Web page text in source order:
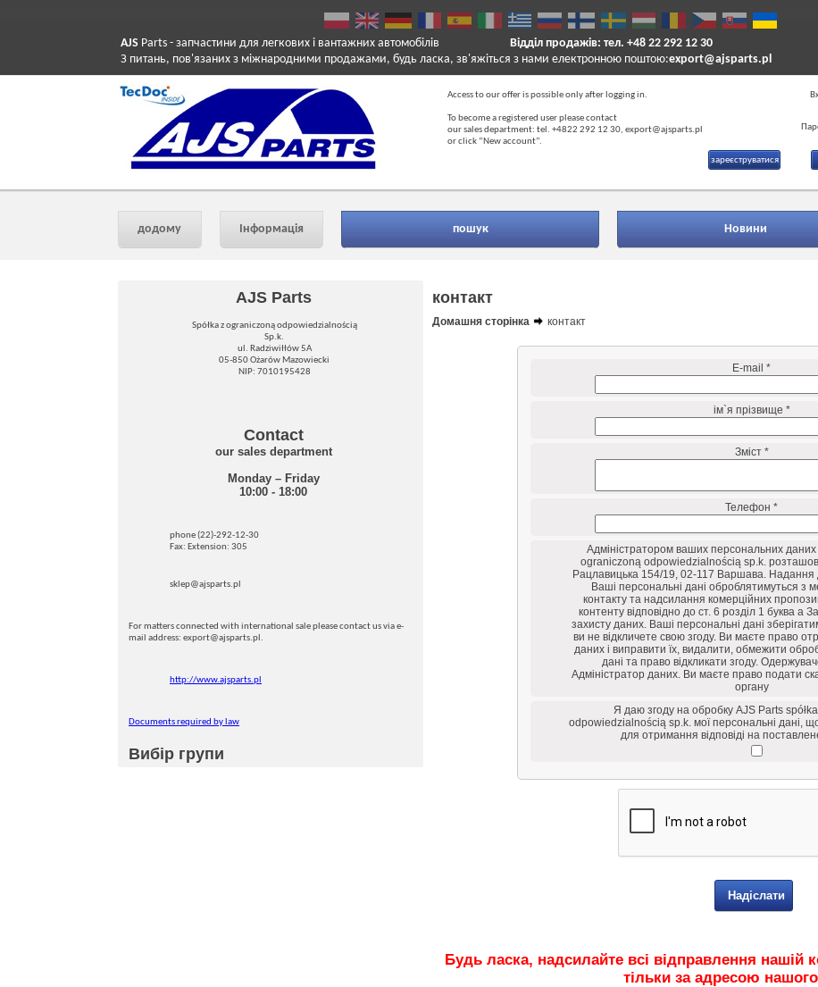
AJS Parts - запчастини для легкових і вантажних автомобілів
З питань, пов'язаних з міжнародними продажами, будь ласка, зв'яжіться з нами електронною поштою:export@ajsparts.pl
Відділ продажів: тел. +48 22 292 12 30
Access to our offer is possible only after logging in.
To become a registered user please contact
our sales department: tel. +4822 292 12 30, export@ajsparts.pl
or click “New account”.
зареєструватися
додому Інформація пошук Новини
AJS Parts
Spółka z ograniczoną odpowiedzialnością
Sp.k.
ul. Radziwiłłów 5A
05-850 Ożarów Mazowiecki
NIP: 7010195428
Contact
our sales department
Monday – Friday
10:00 - 18:00
phone (22)-292-12-30
Fax: Extension: 305
sklep@ajsparts.pl
For matters connected with international sale please contact us via e-
mail address: export@ajsparts.pl.
http://www.ajsparts.pl
Documents required by law
Вибір групи
контакт
Домашня сторінка контакт
E-mail *
ім`я прізвище *
Зміст *
Телефон *
Адміністратором ваших персональних даних
ograniczoną odpowiedzialnością sp.k.
Рацлавицька 154/19, 02-117 Варшава. Надання
Ваші персональні дані оброблятимуться з
контакту та надсилання комерційних
контенту відповідно до ст. 6 розділ 1 буква a
захисту даних. Ваші персональні дані
ви не відкличете свою згоду. Ви маєте право
даних і виправити їх, видалити, обмежити
дані та право відкликати згоду.
Адміністратор даних. Ви маєте право подати
органу
Я даю згоду на обробку AJS Parts
odpowiedzialnością sp.k. мої персональні дані,
для отримання відповіді на
Будь ласка, надсилайте всі відправлення нашій
тільки за адресою